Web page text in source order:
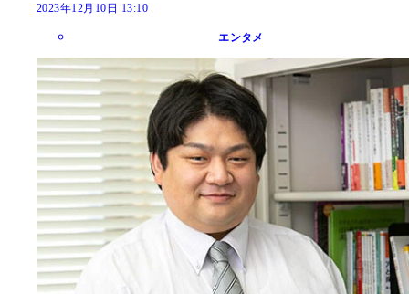
2023年12月10日 13:10
エンタメ